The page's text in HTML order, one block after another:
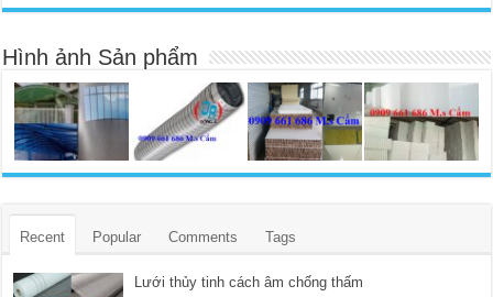
Hình ảnh Sản phẩm
Recent Popular Comments Tags
Lưới thủy tinh cách âm chống thấm